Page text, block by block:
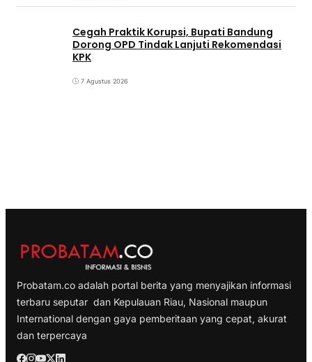
Cegah Praktik Korupsi, Bupati Bandung
Dorong OPD Tindak Lanjuti Rekomendasi
KPK
7 Agustus 2026
Probatam.co adalah portal berita yang menyajikan informasi
terbaru seputar dan Kepulauan Riau, Nasional maupun
International dengan gaya pemberitaan yang cepat, akurat
dan terpercaya